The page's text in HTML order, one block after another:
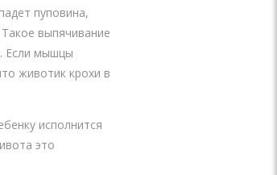
пуповина,
выпячивание
Если мышцы
животик крохи в
исполнится
это